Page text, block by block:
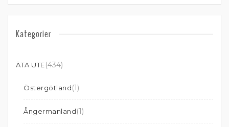
Kategorier
ÄTA UTE(434)
Östergötland(1)
Ångermanland(1)